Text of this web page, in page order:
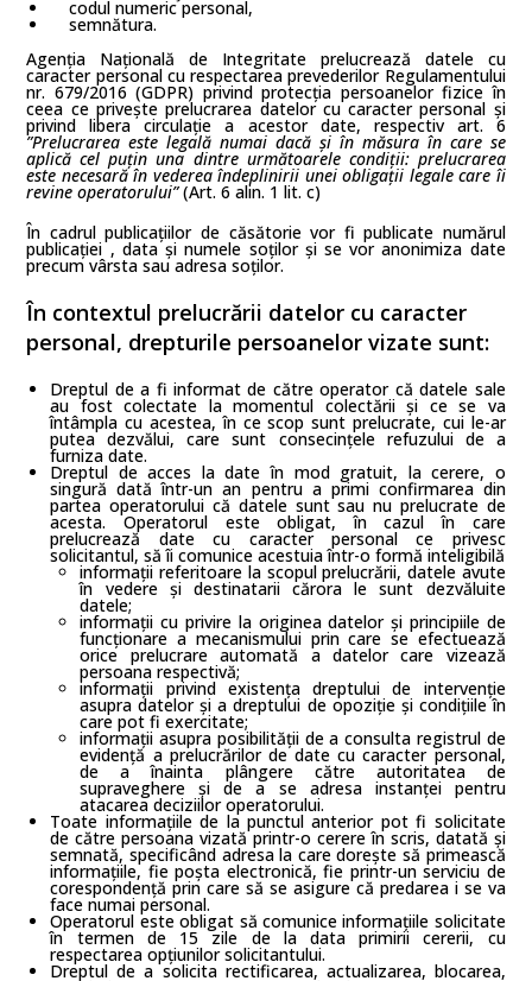
codul numeric personal,
semnătura.
Agenția Națională de Integritate prelucrează datele cu
caracter personal cu respectarea prevederilor Regulamentului
nr. 679/2016 (GDPR) privind protecția persoanelor fizice în
ceea ce privește prelucrarea datelor cu caracter personal și
privind libera circulație a acestor date, respectiv art. 6
”Prelucrarea este legală numai dacă și în măsura în care se
aplică cel puțin una dintre următoarele condiții: prelucrarea
este necesară în vederea îndeplinirii unei obligații legale care îi
revine operatorului”(Art. 6 alin. 1 lit. c)
În cadrul publicațiilor de căsătorie vor fi publicate numărul
publicației , data și numele soților și se vor anonimiza date
precum vârsta sau adresa soților.
În contextul prelucrării datelor cu caracter
personal, drepturile persoanelor vizate sunt:
Dreptul de a fi informat de către operator că datele sale
au fost colectate la momentul colectării și ce se va
întâmpla cu acestea, în ce scop sunt prelucrate, cui le-ar
putea dezvălui, care sunt consecințele refuzului de a
furniza date.
Dreptul de acces la date în mod gratuit, la cerere, o
singură dată într-un an pentru a primi confirmarea din
partea operatorului că datele sunt sau nu prelucrate de
acesta. Operatorul este obligat, în cazul în care
prelucrează date cu caracter personal ce privesc
solicitantul, să îi comunice acestuia într-o formă inteligibilă
informații referitoare la scopul prelucrării, datele avute
în vedere și destinatarii cărora le sunt dezvăluite
datele;
informații cu privire la originea datelor și principiile de
funcționare a mecanismului prin care se efectuează
orice prelucrare automată a datelor care vizează
persoana respectivă;
informații privind existența dreptului de intervenție
asupra datelor și a dreptului de opoziție și condițiile în
care pot fi exercitate;
informații asupra posibilității de a consulta registrul de
evidență a prelucrărilor de date cu caracter personal,
de a înainta plângere către autoritatea de
supraveghere și de a se adresa instanței pentru
atacarea deciziilor operatorului.
Toate informațiile de la punctul anterior pot fi solicitate
de către persoana vizată printr-o cerere în scris, datată și
semnată, specificând adresa la care dorește să primească
informațiile, fie poșta electronică, fie printr-un serviciu de
corespondență prin care să se asigure că predarea i se va
face numai personal.
Operatorul este obligat să comunice informațiile solicitate
în termen de 15 zile de la data primirii cererii, cu
respectarea opțiunilor solicitantului.
Dreptul de a solicita rectificarea, actualizarea, blocarea,